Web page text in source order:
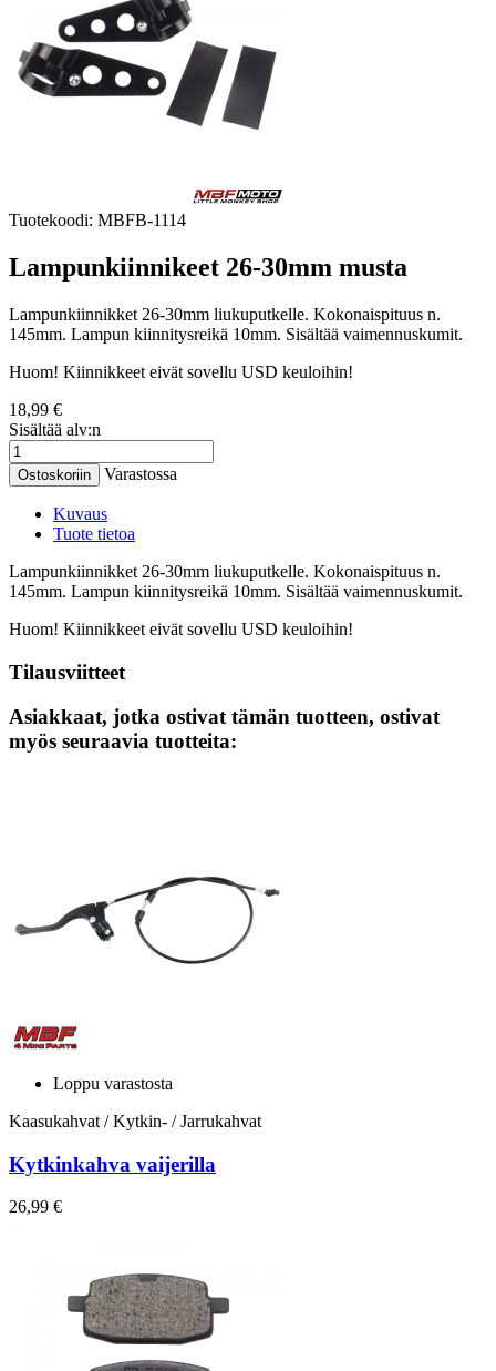
Tuotekoodi: MBFB-1114
Lampunkiinnikeet 26-30mm musta
Lampunkiinnikket 26-30mm liukuputkelle. Kokonaispituus n.
145mm. Lampun kiinnitysreikä 10mm. Sisältää vaimennuskumit.
Huom! Kiinnikkeet eivät sovellu USD keuloihin!
18,99 €
Sisältää alv:n
Ostoskoriin Varastossa
Kuvaus
Tuote tietoa
Lampunkiinnikket 26-30mm liukuputkelle. Kokonaispituus n.
145mm. Lampun kiinnitysreikä 10mm. Sisältää vaimennuskumit.
Huom! Kiinnikkeet eivät sovellu USD keuloihin!
Tilausviitteet
Asiakkaat, jotka ostivat tämän tuotteen, ostivat
myös seuraavia tuotteita:
Loppu varastosta
Kaasukahvat / Kytkin- / Jarrukahvat
Kytkinkahva vaijerilla
26,99 €